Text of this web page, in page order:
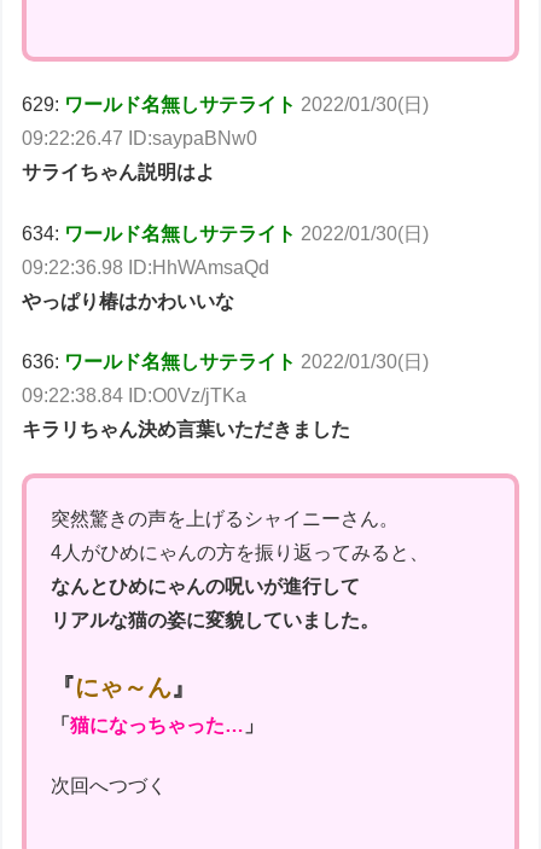
629: ワールド名無しサテライト 2022/01/30(日)
09:22:26.47 ID:saypaBNw0
サライちゃん説明はよ
634: ワールド名無しサテライト 2022/01/30(日)
09:22:36.98 ID:HhWAmsaQd
やっぱり椿はかわいいな
636: ワールド名無しサテライト 2022/01/30(日)
09:22:38.84 ID:O0Vz/jTKa
キラリちゃん決め言葉いただきました
突然驚きの声を上げるシャイニーさん。
4人がひめにゃんの方を振り返ってみると、
なんとひめにゃんの呪いが進行して
リアルな猫の姿に変貌していました。
『にゃ～ん』
「猫になっちゃった… 」
次回へつづく